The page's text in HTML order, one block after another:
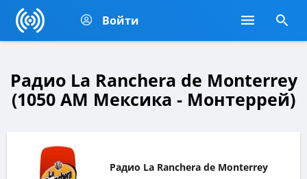
Войти
Радио La Ranchera de Monterrey
(1050 AM Мексика - Монтеррей)
Радио La Ranchera de Monterrey